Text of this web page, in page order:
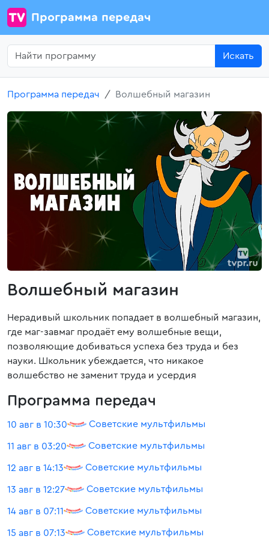
Программа передач
Искать
Программа передач Волшебный магазин
Волшебный магазин
Нерадивый школьник попадает в волшебный магазин,
где маг-завмаг продаёт ему волшебные вещи,
позволяющие добиваться успеха без труда и без
науки. Школьник убеждается, что никакое
волшебство не заменит труда и усердия
Программа передач
10 авг в 10:30 Советские мультфильмы
11 авг в 03:20 Советские мультфильмы
12 авг в 14:13 Советские мультфильмы
13 авг в 12:27 Советские мультфильмы
14 авг в 07:11 Советские мультфильмы
15 авг в 07:13 Советские мультфильмы